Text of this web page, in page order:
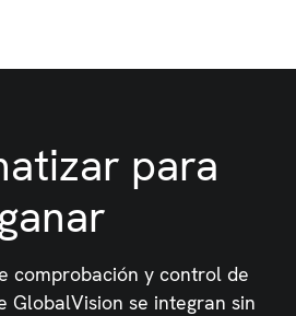
para
ganar
comprobación y control de
GlobalVision se integran sin